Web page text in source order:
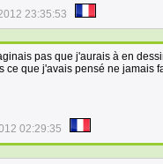
23:35:53
pas que j'aurais à en
ce que j'avais pensé ne jamais
02:29:35